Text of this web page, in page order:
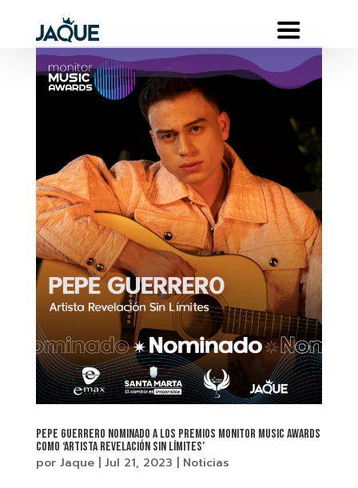
Pepe Guerrero nominado a los Premios Monitor Music Awards
como ‘Artista Revelación Sin Límites’
por Jaque| Jul 21, 2023 Noticias